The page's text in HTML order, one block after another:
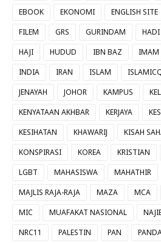
EBOOK
EKONOMI ENGLISH SITE
FILEM
GRS GURINDAM
HAJI
HUDUD IBN BAZ
IMAM
INDIA
IRAN ISLAM
JENAYAH
JOHOR KAMPUS
KENYATAAN AKHBAR
KERJAYA
KESIHATAN
KHAWARIJ KISAH
KONSPIRASI
KOREA KRISTIAN
LGBT
MAHASISWA MAHATHIR
MAJLIS RAJA-RAJA
MAZA MCA
MIC
MUAFAKAT NASIONAL
NRC11
PALESTIN PAN